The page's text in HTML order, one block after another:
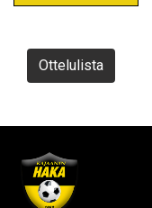
Ottelulista